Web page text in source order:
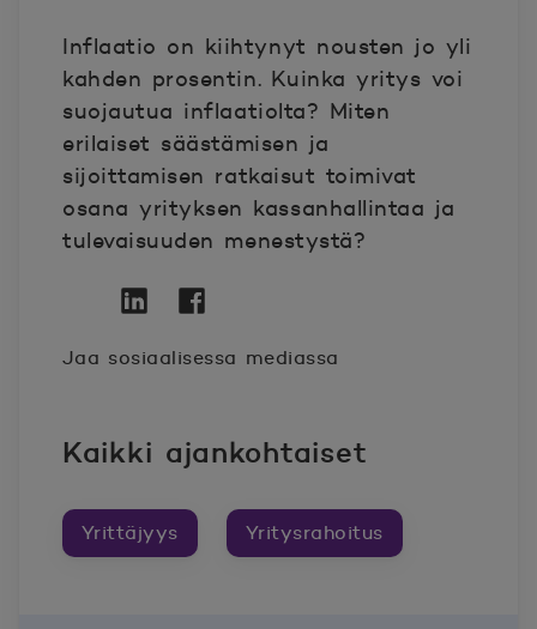
Inflaatio on kiihtynyt nousten jo yli
kahden prosentin. Kuinka yritys voi
suojautua inflaatiolta? Miten
erilaiset säästämisen ja
sijoittamisen ratkaisut toimivat
osana yrityksen kassanhallintaa ja
tulevaisuuden menestystä?
Jaa sosiaalisessa mediassa
Kaikki ajankohtaiset
Yrittäjyys Yritysrahoitus